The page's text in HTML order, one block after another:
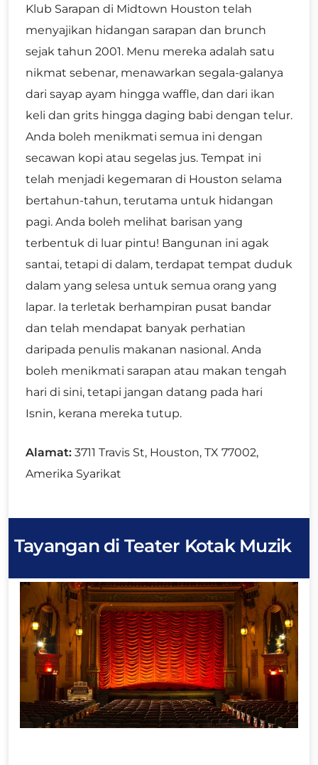
Klub Sarapan di Midtown Houston telah
menyajikan hidangan sarapan dan brunch
sejak tahun 2001. Menu mereka adalah satu
nikmat sebenar, menawarkan segala-galanya
dari sayap ayam hingga waffle, dan dari ikan
keli dan grits hingga daging babi dengan telur.
Anda boleh menikmati semua ini dengan
secawan kopi atau segelas jus. Tempat ini
telah menjadi kegemaran di Houston selama
bertahun-tahun, terutama untuk hidangan
pagi. Anda boleh melihat barisan yang
terbentuk di luar pintu! Bangunan ini agak
santai, tetapi di dalam, terdapat tempat duduk
dalam yang selesa untuk semua orang yang
lapar. Ia terletak berhampiran pusat bandar
dan telah mendapat banyak perhatian
daripada penulis makanan nasional. Anda
boleh menikmati sarapan atau makan tengah
hari di sini, tetapi jangan datang pada hari
Isnin, kerana mereka tutup.
Alamat: 3711 Travis St, Houston, TX 77002,
Amerika Syarikat
Tayangan di Teater Kotak Muzik